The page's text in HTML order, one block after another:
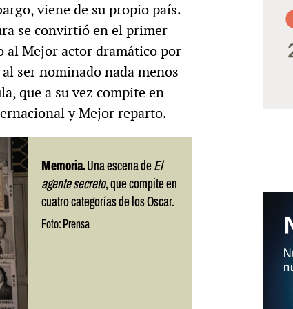
viene de su propio país.
se convirtió en el primer
al Mejor actor dramático por
ser nominado nada menos
que a su vez compite en
y Mejor reparto.
Memoria.Una escena de El
agente secreto, que compite en
cuatro categorías de los Oscar.
Foto: Prensa